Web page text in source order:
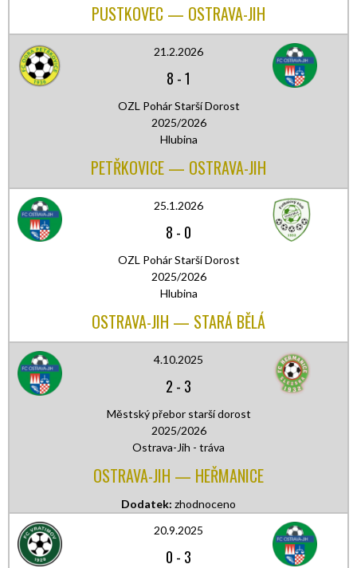
PUSTKOVEC — OSTRAVA-JIH
21.2.2026
8 -1
OZL Pohár Starší Dorost
2025/2026
Hlubina
PETŘKOVICE — OSTRAVA-JIH
25.1.2026
8 - 0
OZL Pohár Starší Dorost
2025/2026
Hlubina
OSTRAVA-JIH — STARÁ BĚLÁ
4.10.2025
2 - 3
Městský přebor starší dorost
2025/2026
Ostrava-Jih - tráva
OSTRAVA-JIH — HEŘMANICE
Dodatek: zhodnoceno
20.9.2025
0 - 3